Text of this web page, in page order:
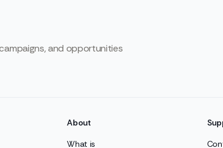
and opportunities
About
What is